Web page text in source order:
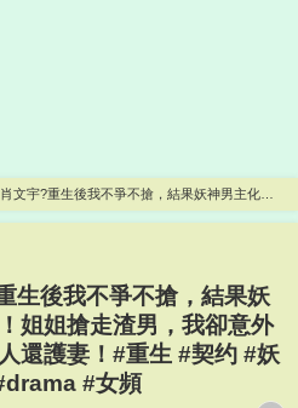
文宇?重生後我不爭不搶，結果妖神男主化形
絕世蛇君，高甜黏人還護妻！#重生 #契约 #
生後我不爭不搶，結果妖
姐姐搶走渣男，我卻意外
還護妻！#重生 #契约 #妖
#女頻